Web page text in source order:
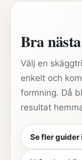
Bra
Välj en
enkelt och
formning. Då
resultat
Se fler guider